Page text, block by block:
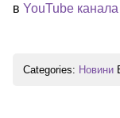
в YouTube
Categories: Новини